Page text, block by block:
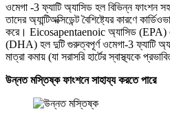
ওমেগা -3 ফ্যাটি অ্যাসিড হল বিভিন্ন ফাংশন সহ
তাদের অ্যান্টিঅক্সিডেন্ট বৈশিষ্ট্যের কারণে
করে। Eicosapentaenoic অ্যাসিড (EPA)
(DHA) হল দুটি গুরুত্বপূর্ণ ওমেগা-3 ফ্যাটি
মাত্রা কমায় (যা সরাসরি হার্টের স্বাস্থ্যকে
উন্নত মস্তিষ্ক ফাংশনে সাহায্য করতে পারে